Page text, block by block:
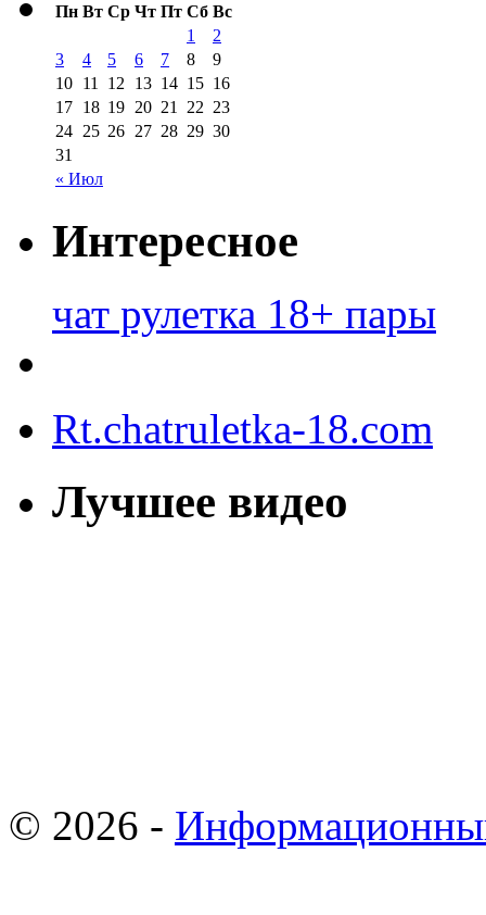
Пн Вт Ср Чт Пт Сб Вс
« Июл
1
2
3
4 5 6 7 8
9
10 11 12 13 14 15 16
17 18 19 20 21 22 23
24 25 26 27 28 29 30
31
Интересное
чат рулетка 18+ пары
Rt.chatruletka-18.com
Лучшее видео
© 2026 -